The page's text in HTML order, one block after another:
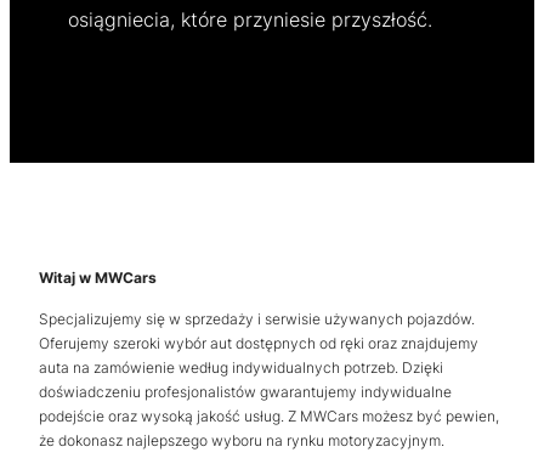
osiągniecia, które przyniesie przyszłość.
Witaj w MWCars
Specjalizujemy się w sprzedaży i serwisie używanych pojazdów.
Oferujemy szeroki wybór aut dostępnych od ręki oraz znajdujemy
auta na zamówienie według indywidualnych potrzeb. Dzięki
doświadczeniu profesjonalistów gwarantujemy indywidualne
podejście oraz wysoką jakość usług. Z MWCars możesz być pewien,
że dokonasz najlepszego wyboru na rynku motoryzacyjnym.